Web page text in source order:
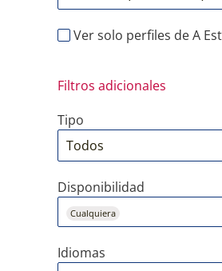
Ver solo perfiles de A
Filtros adicionales
Tipo
Disponibilidad
Cualquiera
Idiomas